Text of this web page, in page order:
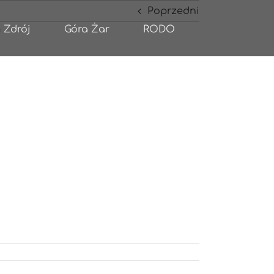
Zdrój Góra Żar RODO
Poprzedni